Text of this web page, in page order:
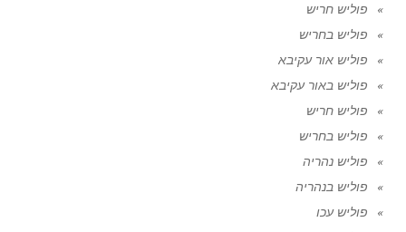
פוליש חריש
פוליש בחריש
פוליש אור עקיבא
פוליש באור עקיבא
פוליש חריש
פוליש בחריש
פוליש נהריה
פוליש בנהריה
פוליש עכו